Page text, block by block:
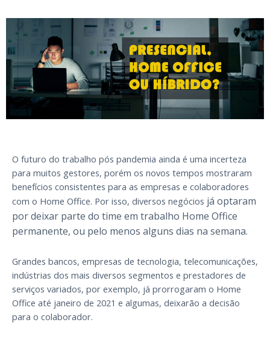
O futuro do trabalho pós pandemia ainda é uma incerteza
para muitos gestores, porém os novos tempos mostraram
benefícios consistentes para as empresas e colaboradores
com o Home Office. Por isso, diversos negócios já optaram
por deixar parte do time em trabalho Home Office
permanente, ou pelo menos alguns dias na semana.
Grandes bancos, empresas de tecnologia, telecomunicações,
indústrias dos mais diversos segmentos e prestadores de
serviços variados, por exemplo, já prorrogaram o Home
Office até janeiro de 2021 e algumas, deixarão a decisão
para o colaborador.